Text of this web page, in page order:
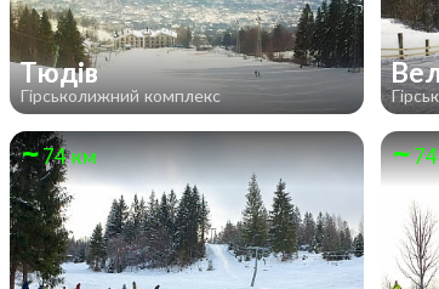
Тюдів
Гірськолижний комплекс
74 км